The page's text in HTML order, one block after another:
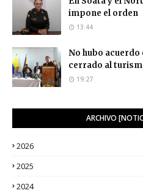
impone el orden
13:44
No hubo acuerdo
cerrado al
19:27
ARCHIVO
2026
2025
2024